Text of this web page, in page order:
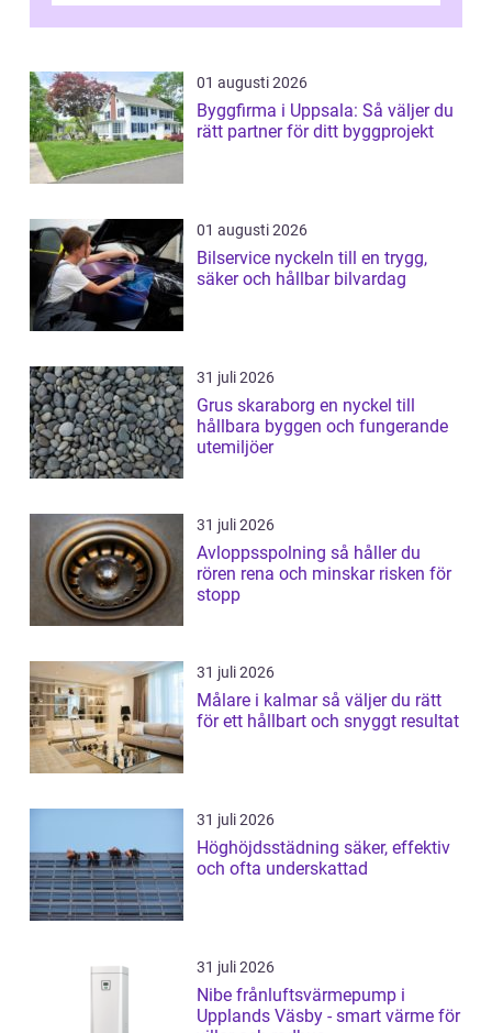
01 augusti 2026
Byggfirma i Uppsala: Så väljer du
rätt partner för ditt byggprojekt
01 augusti 2026
Bilservice nyckeln till en trygg,
säker och hållbar bilvardag
31 juli 2026
Grus skaraborg en nyckel till
hållbara byggen och fungerande
utemiljöer
31 juli 2026
Avloppsspolning så håller du
rören rena och minskar risken för
stopp
31 juli 2026
Målare i kalmar så väljer du rätt
för ett hållbart och snyggt resultat
31 juli 2026
Höghöjdsstädning säker, effektiv
och ofta underskattad
31 juli 2026
Nibe frånluftsvärmepump i
Upplands Väsby - smart värme för